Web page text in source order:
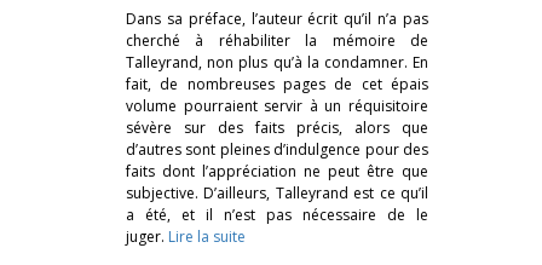
Dans sa préface, l’auteur écrit qu’il n’a pas
cherché à réhabiliter la mémoire de
Talleyrand, non plus qu’à la condamner. En
fait, de nombreuses pages de cet épais
volume pourraient servir à un réquisitoire
sévère sur des faits précis, alors que
d’autres sont pleines d’indulgence pour des
faits dont l’appréciation ne peut être que
subjective. D’ailleurs, Talleyrand est ce qu’il
a été, et il n’est pas nécessaire de le
juger. Lire la suite